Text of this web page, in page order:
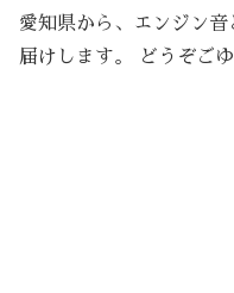
愛知県から、エンジン
届けします。 どうぞご